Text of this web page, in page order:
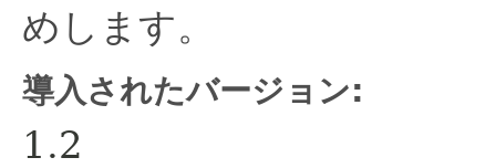
めします。
導入されたバージョン:
1.2